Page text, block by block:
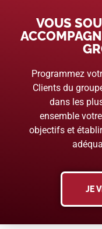
VOUS
Programmez
Clients du
dans les
ensemble
objectifs et
JE